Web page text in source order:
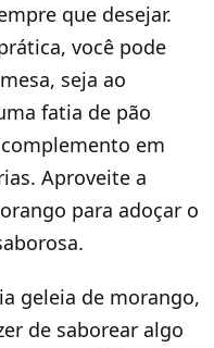
que desejar.
você pode
seja ao
fatia de pão
em
Aproveite a
para adoçar o
geleia de morango,
de saborear algo